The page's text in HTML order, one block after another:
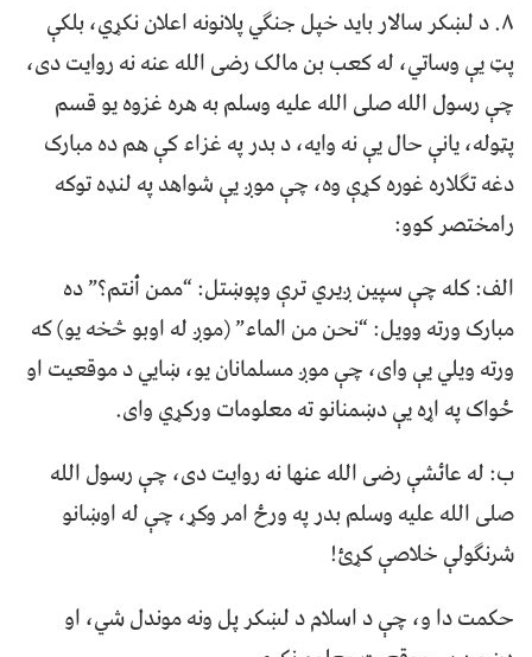
۸. د لښکر سالار باید خپل جنګي پلانونه اعلان نکړي، بلکې
پټ یې وساتي، له کعب بن مالک رضی الله عنه نه روایت دی،
چې رسول الله صلی الله علیه وسلم به هره غزوه یو قسم
پټوله، یانې حال یې نه وایه، د بدر په غزاء کې هم ده مبارک
دغه تګلاره غوره کړې وه، چې موږ یې شواهد په لنډه توکه
رامختصر کوو:
الف: کله چې سپین ږیري ترې وپوښتل: “ممن أنتم؟” ده
مبارک ورته وویل: “نحن من الماء” (موږ له اوبو څخه یو) که
ورته ویلي یې وای، چې موږ مسلمانان یو، ښایي د موقعیت او
ځواک په اړه یې دښمنانو ته معلومات ورکړي وای.
ب: له عائشې رضی الله عنها نه روایت دی، چې رسول الله
صلی الله علیه وسلم بدر په ورځ امر وکړ، چې له اوښانو
شرنګولې خلاصې کړئ!
حکمت دا و، چې د اسلام د لښکر پل ونه موندل شي، او